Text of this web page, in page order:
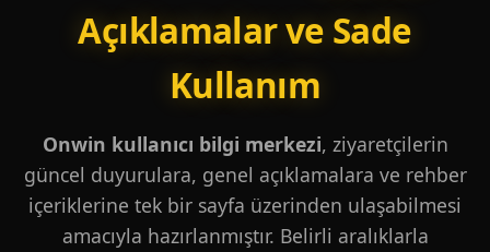
Açıklamalar ve Sade
Kullanım
Onwin kullanıcı bilgi merkezi, ziyaretçilerin
güncel duyurulara, genel açıklamalara ve rehber
içeriklerine tek bir sayfa üzerinden ulaşabilmesi
amacıyla hazırlanmıştır. Belirli aralıklarla